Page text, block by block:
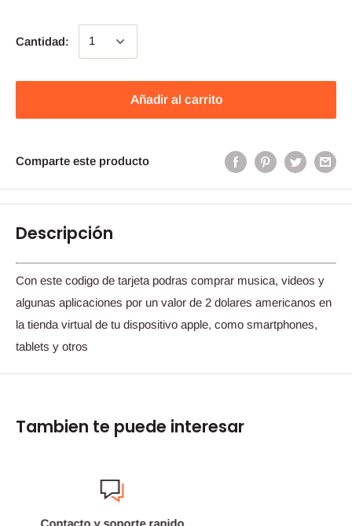
Cantidad:
Añadir al carrito
Comparte este producto
Descripción
Con este codigo de tarjeta podras comprar musica, videos y
algunas aplicaciones por un valor de 2 dolares americanos en
la tienda virtual de tu dispositivo apple, como smartphones,
tablets y otros
Tambien te puede interesar